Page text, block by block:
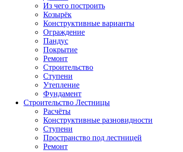
Из чего построить
Козырёк
Конструктивные варианты
Ограждение
Пандус
Покрытие
Ремонт
Строительство
Ступени
Утепление
Фундамент
Строительство Лестницы
Расчёты
Конструктивные разновидности
Ступени
Пространство под лестницей
Ремонт